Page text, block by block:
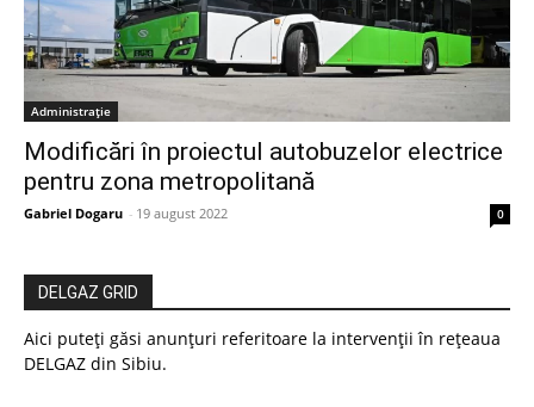
Administrație
Modificări în proiectul autobuzelor electrice
pentru zona metropolitană
Gabriel Dogaru - 19 august 2022 0
DELGAZ GRID
Aici puteți găsi anunțuri referitoare la intervenții în rețeaua
DELGAZ din Sibiu.